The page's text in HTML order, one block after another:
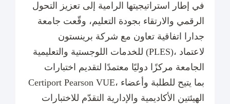
في إطار استراتيجيتها الرامية إلى تعزيز التحول
الرقمي والارتقاء بجودة التعليم، وقّعت جامعة
جدارا اتفاقية تعاون مع شركة برينستون
للخدمات اللوجستية والتعليمية (PLES)، لاعتماد
الجامعة مركزًا دوليًا معتمدًا لتقديم اختبارات
Certiport Pearson VUE، بما يتيح للطلبة وأعضاء
الهيئتين الأكاديمية والإدارية التقدّم للاختبارات